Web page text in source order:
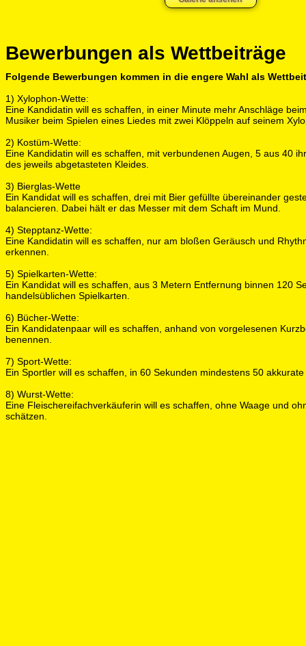
Bewerbungen als Wettbeiträge
Folgende Bewerbungen kommen in die engere Wahl als
1) Xylophon-Wette:
Eine Kandidatin will es schaffen, in einer Minute mehr Anschläge
Musiker beim Spielen eines Liedes mit zwei Klöppeln auf seinem
2) Kostüm-Wette:
Eine Kandidatin will es schaffen, mit verbundenen Augen, 5 aus 40
des jeweils abgetasteten Kleides.
3) Bierglas-Wette
Ein Kandidat will es schaffen, drei mit Bier gefüllte übereinander
balancieren. Dabei hält er das Messer mit dem Schaft im Mund.
4) Stepptanz-Wette:
Eine Kandidatin will es schaffen, nur am bloßen Geräusch und
erkennen.
5) Spielkarten-Wette:
Ein Kandidat will es schaffen, aus 3 Metern Entfernung binnen 120
handelsüblichen Spielkarten.
6) Bücher-Wette:
Ein Kandidatenpaar will es schaffen, anhand von vorgelesenen
benennen.
7) Sport-Wette:
Ein Sportler will es schaffen, in 60 Sekunden mindestens 50
8) Wurst-Wette:
Eine Fleischereifachverkäuferin will es schaffen, ohne Waage und
schätzen.